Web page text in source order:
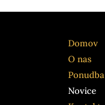
Domov
O nas
Ponudba
Novice